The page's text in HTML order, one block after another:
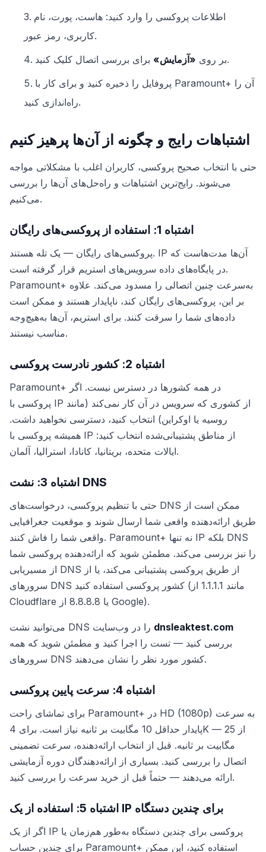
اطلاعات پروکسی را وارد کنید: هاست، پورت، نام
کاربری، رمز عبور.
بر روی «آزمایش»
برای بررسی اتصال کلیک کنید.
پروفایل را ذخیره کنید و برای کار با Paramount+ آن را
راه‌اندازی کنید.
اشتباهات رایج و چگونه از آن‌ها پرهیز کنیم
حتی با انتخاب صحیح پروکسی، کاربران اغلب با مشکلاتی مواجه
می‌شوند. رایج‌ترین اشتباهات و راه‌حل‌های آن‌ها را بررسی
می‌کنیم.
اشتباه 1: استفاده از پروکسی‌های رایگان
پروکسی‌های رایگان — یک تله هستند. IP آن‌ها مدت‌هاست که
در پایگاه‌های داده سرویس‌های استریم قرار گرفته است.
Paramount+ به‌سرعت چنین اتصالی را مسدود می‌کند. علاوه
بر این، پروکسی‌های رایگان کند، ناپایدار هستند و ممکن است
داده‌های شما را سرقت کنند. برای استریم، آن‌ها به‌هیچ‌وجه
مناسب نیستند.
اشتباه 2: کشور نادرست پروکسی
Paramount+ در همه کشورها در دسترس نیست. اگر
پروکسی با IP از کشوری که سرویس در آن کار نمی‌کند (مانند
روسیه یا اوکراین) انتخاب کنید، دسترسی نخواهید داشت.
همیشه پروکسی با IP از مناطق پشتیبانی‌شده انتخاب کنید:
ایالات متحده، بریتانیا، کانادا، استرالیا، آلمان.
اشتباه 3: نشت DNS
حتی با تنظیم پروکسی، درخواست‌های DNS ممکن است از
طریق ارائه‌دهنده واقعی شما ارسال شوند و موقعیت جغرافیایی
واقعی شما را فاش کنند. Paramount+ نه تنها IP بلکه DNS
را نیز بررسی می‌کند. مطمئن شوید که ارائه‌دهنده پروکسی شما
از مسیریابی DNS از طریق پروکسی پشتیبانی می‌کند، یا از
سرورهای DNS کشور پروکسی استفاده کنید (مانند 1.1.1.1 از
Cloudflare یا 8.8.8.8 از Google).
dnsleaktest.com
بررسی کنید — تست را اجرا کنید و مطمئن شوید که همه
سرورهای DNS کشور مورد نظر را نشان می‌دهند.
اشتباه 4: سرعت پایین پروکسی
برای تماشای راحت Paramount+ در HD (1080p) به سرعت
پایدار حداقل 10 مگابیت بر ثانیه نیاز است. برای 4K — از 25
مگابیت بر ثانیه. قبل از انتخاب ارائه‌دهنده، سرعت تضمینی
اتصال را بررسی کنید. بسیاری از ارائه‌دهندگان دوره آزمایشی
ارائه می‌دهند — حتماً قبل از خرید سرعت را بررسی کنید.
اشتباه 5: استفاده از یک IP برای چندین دستگاه
اگر از یک IP پروکسی برای چندین دستگاه به‌طور هم‌زمان یا
برای چندین حساب Paramount+ استفاده کنید، این ممکن